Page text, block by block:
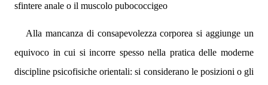
sfintere anale o il muscolo pubococcigeo
Alla mancanza di consapevolezza corporea si aggiunge un
equivoco in cui si incorre spesso nella pratica delle moderne
discipline psicofisiche orientali: si considerano le posizioni o gli